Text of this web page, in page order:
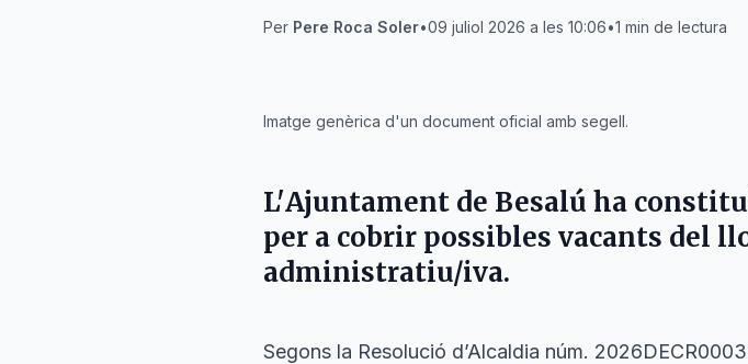
Per Pere Roca Soler•09 juliol 2026 a les 10:06•1 min de lectura
Imatge genèrica d'un document oficial amb segell.
L'Ajuntament de Besalú ha
per a cobrir possibles vacants del
administratiu/iva.
Segons la Resolució d’Alcaldia núm.